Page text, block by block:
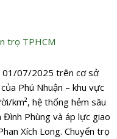
trọ TPHCM
01/07/2025 trên cơ sở
Phú Nhuận – khu vực
km², hệ thống hẻm sâu
Phùng và áp lực giao
Xích Long. Chuyển trọ